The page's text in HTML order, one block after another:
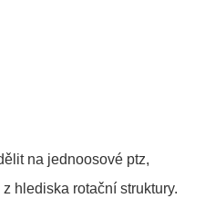
na jednoosové ptz,
hlediska rotační struktury.